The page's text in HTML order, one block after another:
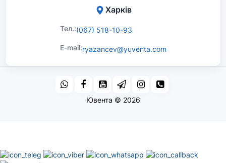
Харків
Тел.:(067) 518-10-93
E-mail:ryazancev@yuventa.com
Ювента © 2026